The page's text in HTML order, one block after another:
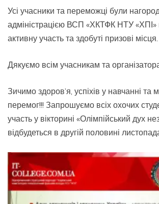
Усі учасники та переможці були
адміністрацією ВСП «ХКТФК НТУ «ХПІ»
активну участь та здобуті призові місця.
Дякуємо всім учасникам та
Зичимо здоров’я, успіхів у навчанні та
перемог!!! Запрошуємо всіх охочих
участь у вікторині «Олімпійський дух
відбудеться в другій половині